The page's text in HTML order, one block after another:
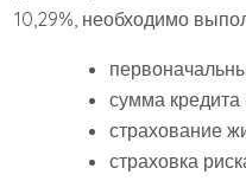
10,29%, необходимо
сумма
страхование
страховка